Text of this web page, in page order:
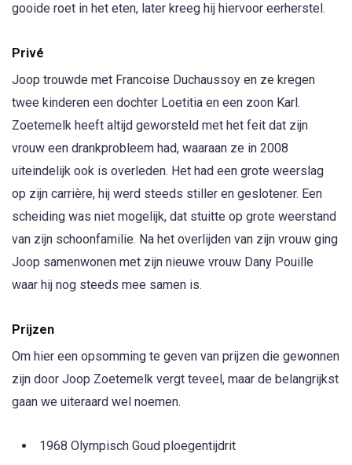
gooide roet in het eten, later kreeg hij hiervoor eerherstel.
Privé
Joop trouwde met Francoise Duchaussoy en ze kregen
twee kinderen een dochter Loetitia en een zoon Karl.
Zoetemelk heeft altijd geworsteld met het feit dat zijn
vrouw een drankprobleem had, waaraan ze in 2008
uiteindelijk ook is overleden. Het had een grote weerslag
op zijn carrière, hij werd steeds stiller en geslotener. Een
scheiding was niet mogelijk, dat stuitte op grote weerstand
van zijn schoonfamilie. Na het overlijden van zijn vrouw ging
Joop samenwonen met zijn nieuwe vrouw Dany Pouille
waar hij nog steeds mee samen is.
Prijzen
Om hier een opsomming te geven van prijzen die gewonnen
zijn door Joop Zoetemelk vergt teveel, maar de belangrijkst
gaan we uiteraard wel noemen.
1968 Olympisch Goud ploegentijdrit